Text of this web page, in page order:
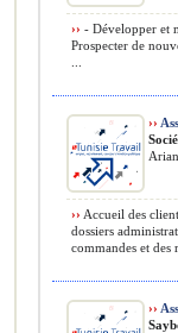
›› - Développer et
Prospecter de
››
›› Accueil des
dossiers
commandes et des
››